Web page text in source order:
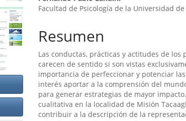
principal
del
artículo
Facultad de Psicología de la Universidad de
Resumen
Las conductas, prácticas y actitudes de
carecen de sentido si son vistas
importancia de perfeccionar y potenciar
interés aportar a la comprensión del
para generar estrategias de mayor
cualitativa en la localidad de Misión
contribuir a la descripción de la